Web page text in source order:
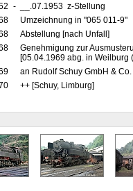
-
__.07.1953 z-Stellung
Umzeichnung in "065 011-9"
Abstellung [nach Unfall]
Genehmigung zur
[05.04.1969 abg. in Weilburg
an Rudolf Schuy GmbH &
++ [Schuy, Limburg]